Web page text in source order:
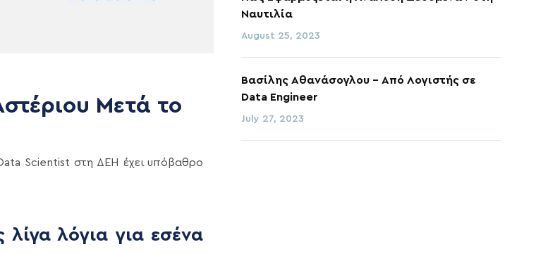
Μετά το
Scientist στη ΔΕΗ έχει υπόβαθρο
λόγια για εσένα
Ναυτιλία
August 25, 2023
Βασίλης Αθανάσογλου - Από Λογιστής σε
Data Engineer
July 27, 2023